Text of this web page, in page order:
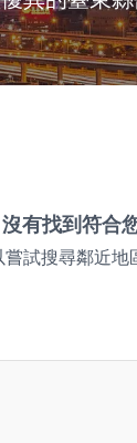
有找到符合
嘗試搜尋鄰近地